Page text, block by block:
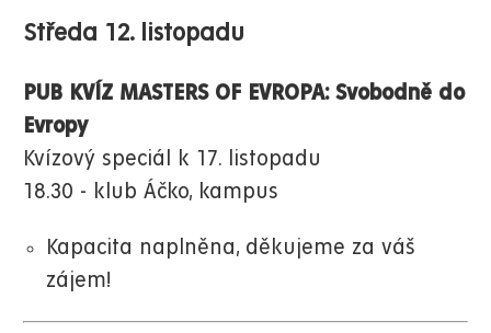
Středa 12. listopadu
PUB KVÍZ MASTERS OF EVROPA: Svobodně do
Evropy
Kvízový speciál k 17. listopadu
18.30 - klub Áčko, kampus
Kapacita naplněna, děkujeme za váš
zájem!